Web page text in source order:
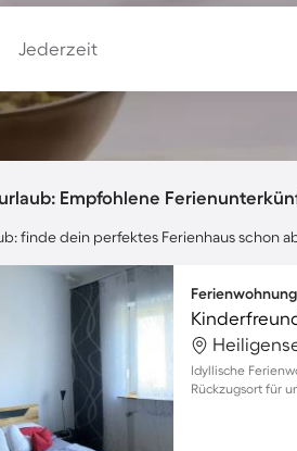
Jederzeit
Empfohlene
finde dein perfektes Ferienhaus schon
Idyllische
Rückzugsort für